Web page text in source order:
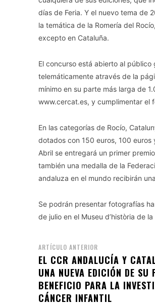
días de Feria. Y el nuevo tema de
la temática de la Romería del
excepto en Cataluña.
El concurso está abierto al
telemáticamente através de la
mínimo en su parte más larga de
www.cercat.es, y cumplimentar el
En las categorías de Rocío,
dotados con 150 euros, 100
Abril se entregará un primer
también una medalla de la
andaluza en el mundo recibirán
Se podrán presentar fotografías
de julio en el Museu d’història de
ARTÍCULO ANTERIOR
EL CCR ANDALUCÍA Y
UNA NUEVA EDICIÓN DE SU
BENEFICIO PARA LA
CÁNCER INFANTIL